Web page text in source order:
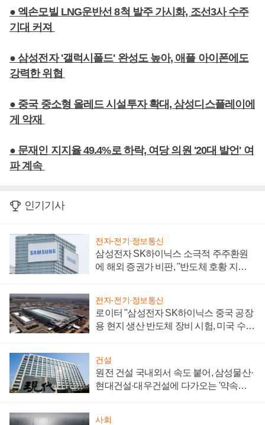
● 엑손모빌 LNG운반선 8척 발주 가시화, 조선3사 수주
기대 커져
● 삼성전자 '갤럭시폴드' 완성도 높아, 애플 아이폰에도
강력한 위협
● 중국 중소형 올레드 시설투자 확대, 삼성디스플레이에
게 악재
● 문재인 지지율 49.4%로 하락, 여당 의원 '20대 발언' 여
파 계속
인기기사
전자·전기·정보통신
삼성전자 SK하이닉스 소극적 주주환원
에 해외 증권가 비판, "반도체 호황 지속
전자·전기·정보통신
로이터 "삼성전자 SK하이닉스 중국 공장
용 현지 생산 반도체 장비 시험, 미국 수출
건설
원전 건설 국내외서 속도 붙어, 삼성물산·
현대건설·대우건설에 다가오는 '약속의
사회